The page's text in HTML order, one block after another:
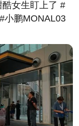
女生盯上了 #
小鹏MONAL03